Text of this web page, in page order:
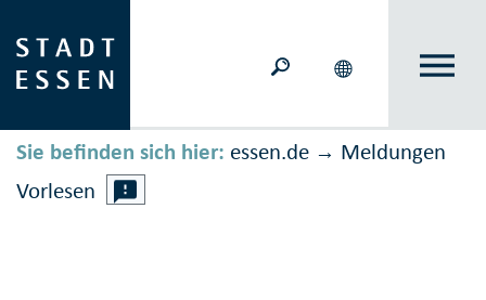
Sie befinden sich hier: essen.de → Meldungen
Vorlesen